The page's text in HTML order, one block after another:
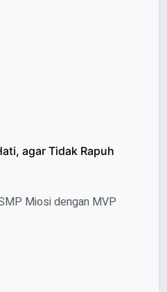
agar Tidak Rapuh